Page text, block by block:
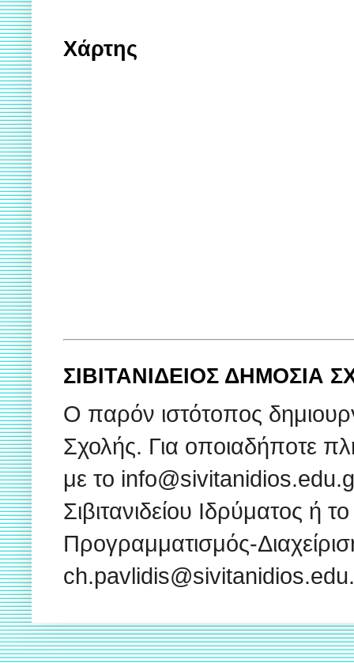
Χάρτης
ΣΙΒΙΤΑΝΙΔΕΙΟΣ
Ο παρόν ιστότοπος
Σχολής. Για οποιαδήποτε
με το
Σιβιτανιδείου Ιδρύματος ή
Προγραμματισμός-